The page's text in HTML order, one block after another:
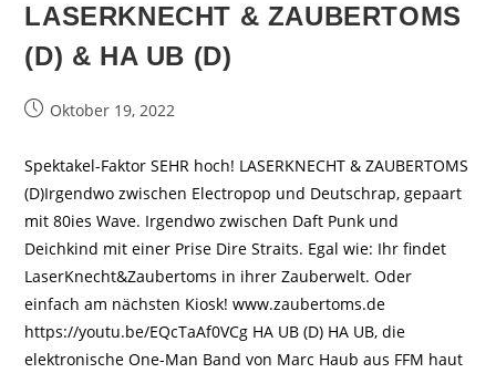
LASERKNECHT & ZAUBERTOMS
(D) & HA UB (D)
BeitragOktober 19, 2022
Spektakel-Faktor SEHR hoch! LASERKNECHT & ZAUBERTOMS
(D)Irgendwo zwischen Electropop und Deutschrap, gepaart
mit 80ies Wave. Irgendwo zwischen Daft Punk und
Deichkind mit einer Prise Dire Straits. Egal wie: Ihr findet
LaserKnecht&Zaubertoms in ihrer Zauberwelt. Oder
einfach am nächsten Kiosk! www.zaubertoms.de
https://youtu.be/EQcTaAf0VCg HA UB (D) HA UB, die
elektronische One-Man Band von Marc Haub aus FFM haut